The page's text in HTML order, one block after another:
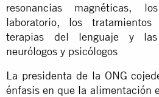
resonancias magnéticas,
laboratorio, los tratamientos
terapias del lenguaje y
neurólogos y psicólogos
La presidenta de la ONG
énfasis en que la alimentación